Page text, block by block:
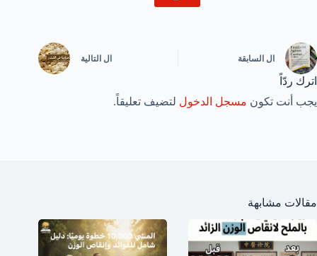
ال السابقة ال التالية
اترك ردّاً
يجب أنت تكون مسجل الدخول لتضيف تعليقاً.
مقالات مشابهة